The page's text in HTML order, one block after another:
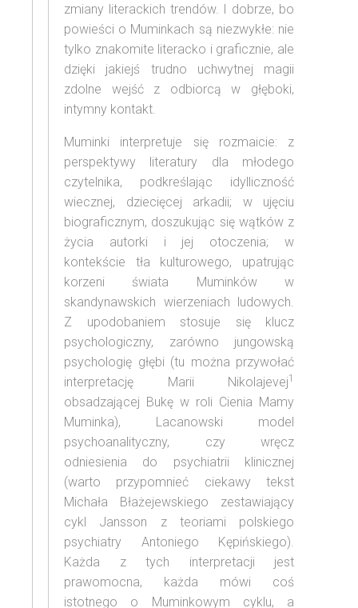
zmiany literackich trendów. I dobrze, bo
powieści o Muminkach są niezwykłe: nie
tylko znakomite literacko i graficznie, ale
dzięki jakiejś trudno uchwytnej magii
zdolne wejść z odbiorcą w głęboki,
intymny kontakt.
Muminki interpretuje się rozmaicie: z
perspektywy literatury dla młodego
czytelnika, podkreślając idylliczność
wiecznej, dziecięcej arkadii; w ujęciu
biograficznym, doszukując się wątków z
życia autorki i jej otoczenia; w
kontekście tła kulturowego, upatrując
korzeni świata Muminków w
skandynawskich wierzeniach ludowych.
Z upodobaniem stosuje się klucz
psychologiczny, zarówno jungowską
psychologię głębi (tu można przywołać
interpretację Marii Nikolajevej1
obsadzającej Bukę w roli Cienia Mamy
Muminka), Lacanowski model
psychoanalityczny, czy wręcz
odniesienia do psychiatrii klinicznej
(warto przypomnieć ciekawy tekst
Michała Błażejewskiego zestawiający
cykl Jansson z teoriami polskiego
psychiatry Antoniego Kępińskiego).
Każda z tych interpretacji jest
prawomocna, każda mówi coś
istotnego o Muminkowym cyklu, a